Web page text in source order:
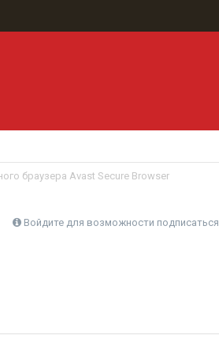
браузера Avast Secure Browser
Войдите для возможности подписаться